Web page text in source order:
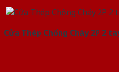
Cửa Thép Chống Cháy 2P 2